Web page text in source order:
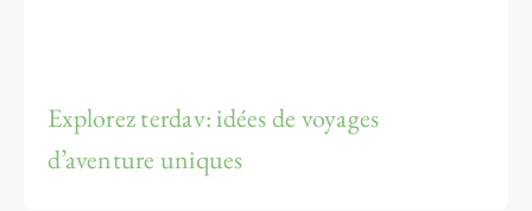
Explorez terdav: idées de voyages
d’aventure uniques